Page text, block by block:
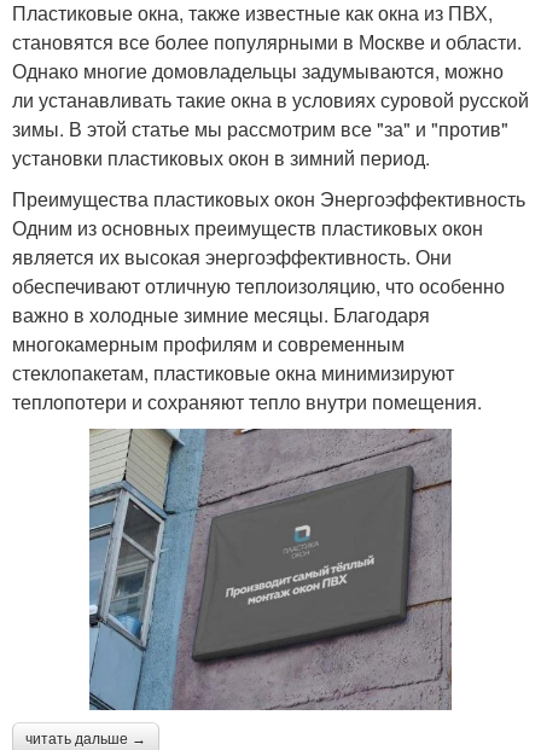
Пластиковые окна, также известные как окна из ПВХ,
становятся все более популярными в Москве и области.
Однако многие домовладельцы задумываются, можно
ли устанавливать такие окна в условиях суровой русской
зимы. В этой статье мы рассмотрим все "за" и "против"
установки пластиковых окон в зимний период.
Преимущества пластиковых окон Энергоэффективность
Одним из основных преимуществ пластиковых окон
является их высокая энергоэффективность. Они
обеспечивают отличную теплоизоляцию, что особенно
важно в холодные зимние месяцы. Благодаря
многокамерным профилям и современным
стеклопакетам, пластиковые окна минимизируют
теплопотери и сохраняют тепло внутри помещения.
читать дальше →